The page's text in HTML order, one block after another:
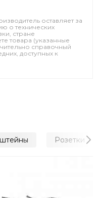
оставляет за
о технических
стране
товара (указанные
справочный
доступных к
Розетки